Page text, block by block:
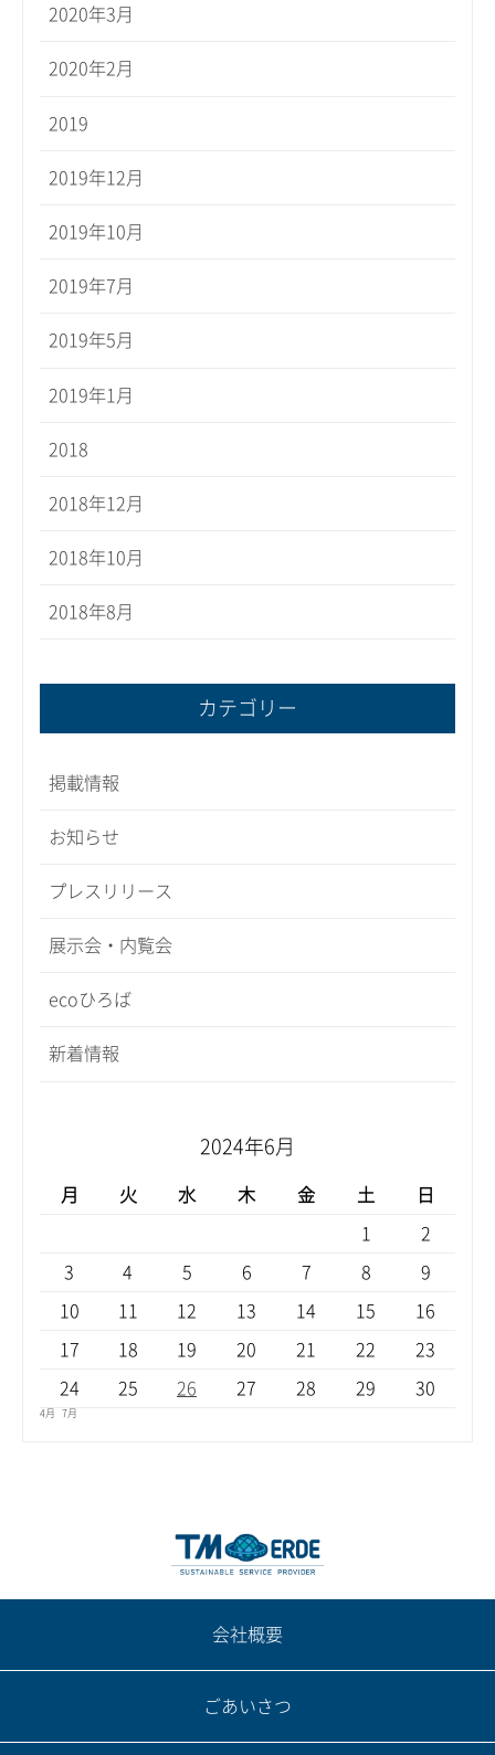
2020年3月
2020年2月
2019
2019年12月
2019年10月
2019年7月
2019年5月
2019年1月
2018
2018年12月
2018年10月
2018年8月
カテゴリー
掲載情報
お知らせ
プレスリリース
展示会・内覧会
ecoひろば
新着情報
2024年6月
月 火 水 木 金 土 日
1 2
3 4 5 6 7 8 9
10 11 12 13 14 15 16
17 18 19 20 21 22 23
24 25 26 27 28 29 30
4月 7月
会社概要
ごあいさつ